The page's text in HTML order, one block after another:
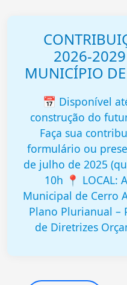
2026-
MUNICÍPIO
📅 Disponível
construção do
Faça sua
formulário ou
de julho de 2025
10h 📍 LOCAL:
Municipal de Cerro
Plano Plurianual –
de Diretrizes